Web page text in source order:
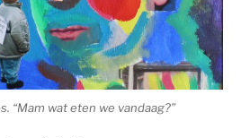
“Mam wat eten we vandaag?”